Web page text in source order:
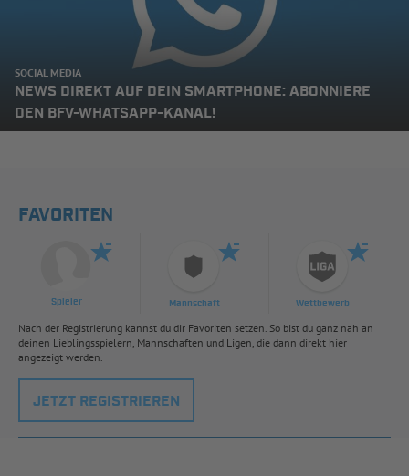
SOCIAL MEDIA
NEWS DIREKT AUF DEIN SMARTPHONE: ABONNIERE
DEN BFV-WHATSAPP-KANAL!
FAVORITEN
Spieler Mannschaft Wettbewerb
Nach der Registrierung kannst du dir Favoriten setzen. So bist du ganz nah an
deinen Lieblingsspielern, Mannschaften und Ligen, die dann direkt hier
angezeigt werden.
JETZT REGISTRIEREN